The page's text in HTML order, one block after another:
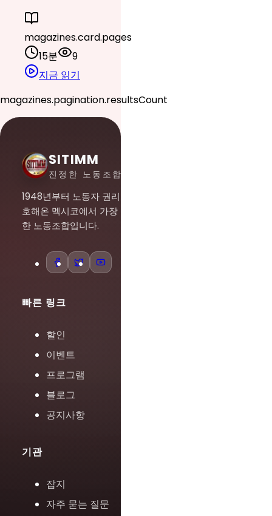
magazines.card.pages
15분
9
지금 읽기
magazines.pagination.resultsCount
SITIMM
진정한 노동조합주의
1948년부터 노동자 권리를 옹
호해온 멕시코에서 가장 중요
한 노동조합입니다.
빠른 링크
할인
이벤트
프로그램
블로그
공지사항
기관
잡지
자주 묻는 질문